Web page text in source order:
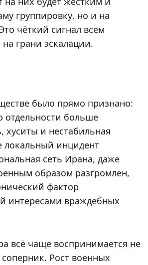
группировку, но и на
чёткий сигнал всем
грани эскалации.
было прямо признано:
отдельности больше
хуситы и нестабильная
локальный инцидент
сеть Ирана, даже
образом разгромлен,
фактор
интересами враждебных
всё чаще воспринимается не
Рост военных